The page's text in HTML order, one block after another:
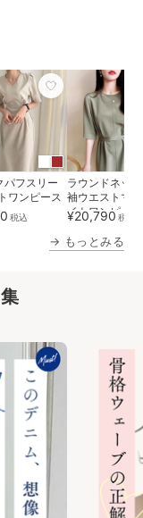
パフスリー
ワンピース
税込
ラウンドネッ
袖ウエストマ
イトワンピース
¥20,790 税込
→ もっとみる